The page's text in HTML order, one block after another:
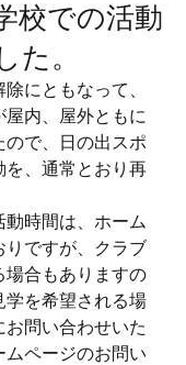
校での活動
た。
にともなって、
内、屋外ともに
で、日の出スポ
を、通常とおり再
時間は、ホーム
りですが、クラブ
場合もありますの
学を希望される場
問い合わせいた
ムページのお問い